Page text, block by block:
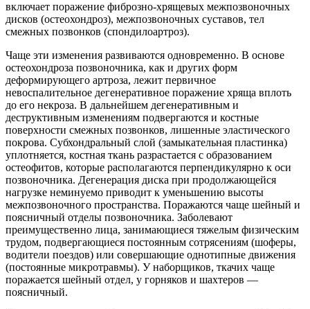
включает поражение фиброзно-хрящевых межпозвоночных
дисков (остеохондроз), межпозвоночных суставов, тел
смежных позвонков (спондилоартроз).
Чаще эти изменения развиваются одновременно. В основе
остеохондроза позвоночника, как и других форм
деформирующего артроза, лежит первичное
невоспалительное дегенеративное поражение хряща вплоть
до его некроза. В дальнейшем дегенеративным и
деструктивным изменениям подвергаются и костные
поверхности смежных позвонков, лишенные эластического
покрова. Субхондральный слой (замыкательная пластинка)
уплотняется, костная ткань разрастается с образованием
остеофитов, которые располагаются перпендикулярно к оси
позвоночника. Дегенерация диска при продолжающейся
нагрузке неминуемо приводит к уменьшению высоты
межпозвоночного пространства. Поражаются чаще шейный и
поясничный отделы позвоночника. Заболевают
преимущественно лица, занимающиеся тяжелым физическим
трудом, подвергающиеся постоянным сотрясениям (шоферы,
водители поездов) или совершающие однотипные движения
(постоянные микротравмы). У наборщиков, ткачих чаще
поражается шейный отдел, у горняков и шахтеров —
поясничный.